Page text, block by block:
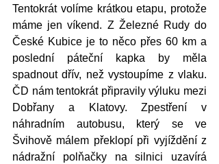
Tentokrát volíme krátkou etapu, protože
máme jen víkend. Z Železné Rudy do
České Kubice je to něco přes 60 km a
poslední páteční kapka by měla
spadnout dřív, než vystoupíme z vlaku.
ČD nám tentokrát připravily výluku mezi
Dobřany a Klatovy. Zpestření v
náhradním autobusu, který se ve
Švihově málem překlopí při vyjíždění z
nádražní polňačky na silnici uzavírá